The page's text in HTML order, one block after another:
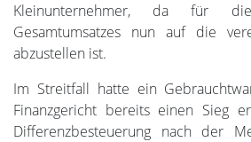
Kleinunternehmer, da für
Gesamtumsatzes nun auf die
abzustellen ist.
Im Streitfall hatte ein
Finanzgericht bereits einen Sieg
Differenzbesteuerung nach der